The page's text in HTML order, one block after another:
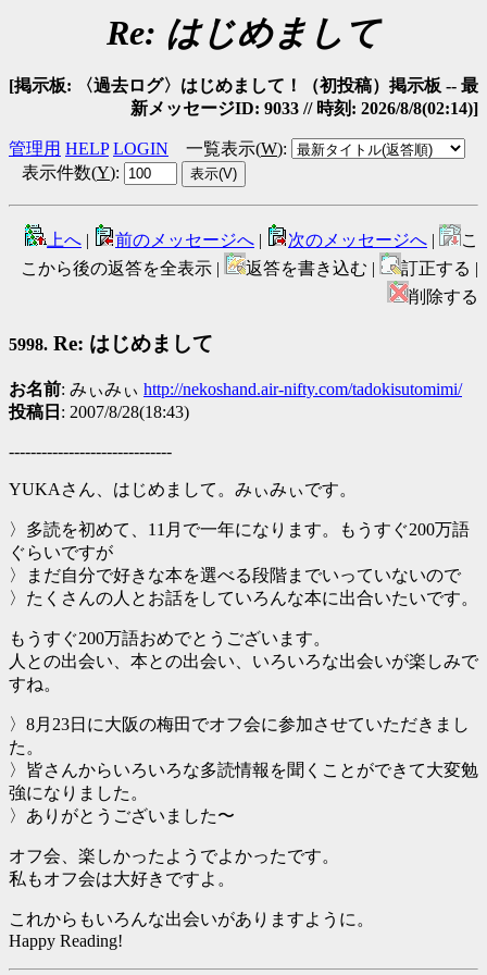
Re: はじめまして
[掲示板: 〈過去ログ〉はじめまして！（初投稿）掲示板 -- 最
新メッセージID: 9033 // 時刻: 2026/8/8(02:14)]
管理用 HELP LOGIN 一覧表示(W):
表示件数(Y):
上へ | 前のメッセージへ | 次のメッセージへ |
こ
こから後の返答を全表示 |
返答を書き込む |
訂正する |
削除する
5998. Re: はじめまして
お名前: みぃみぃ http://nekoshand.air-nifty.com/tadokisutomimi/
投稿日 : 2007/8/28(18:43)
------------------------------
YUKAさん、はじめまして。みぃみぃです。
〉多読を初めて、11月で一年になります。もうすぐ200万語
ぐらいですが
〉まだ自分で好きな本を選べる段階までいっていないので
〉たくさんの人とお話をしていろんな本に出合いたいです。
もうすぐ200万語おめでとうございます。
人との出会い、本との出会い、いろいろな出会いが楽しみで
すね。
〉8月23日に大阪の梅田でオフ会に参加させていただきまし
た。
〉皆さんからいろいろな多読情報を聞くことができて大変勉
強になりました。
〉ありがとうございました〜
オフ会、楽しかったようでよかったです。
私もオフ会は大好きですよ。
これからもいろんな出会いがありますように。
Happy Reading!